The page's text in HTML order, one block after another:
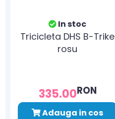
In stoc
Tricicleta DHS B-Trike
rosu
335.00RON
Adauga in cos